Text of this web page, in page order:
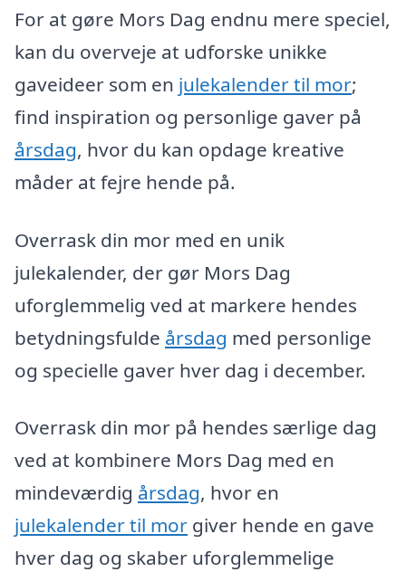
For at gøre Mors Dag endnu mere speciel,
kan du overveje at udforske unikke
gaveideer som en julekalender til mor;
find inspiration og personlige gaver på
årsdag, hvor du kan opdage kreative
måder at fejre hende på.
Overrask din mor med en unik
julekalender, der gør Mors Dag
uforglemmelig ved at markere hendes
betydningsfulde årsdag med personlige
og specielle gaver hver dag i december.
Overrask din mor på hendes særlige dag
ved at kombinere Mors Dag med en
mindeværdig årsdag, hvor en
julekalender til mor giver hende en gave
hver dag og skaber uforglemmelige